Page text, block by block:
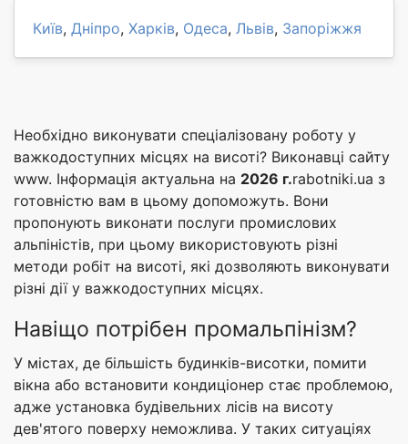
Київ, Дніпро, Харків, Одеса, Львів, Запоріжжя
Необхідно виконувати спеціалізовану роботу у
важкодоступних місцях на висоті? Виконавці сайту
www. Інформація актуальна на 2026 г.rabotniki.ua з
готовністю вам в цьому допоможуть. Вони
пропонують виконати послуги промислових
альпіністів, при цьому використовують різні
методи робіт на висоті, які дозволяють виконувати
різні дії у важкодоступних місцях.
Навіщо потрібен промальпінізм?
У містах, де більшість будинків-висотки, помити
вікна або встановити кондиціонер стає проблемою,
адже установка будівельних лісів на висоту
дев'ятого поверху неможлива. У таких ситуаціях